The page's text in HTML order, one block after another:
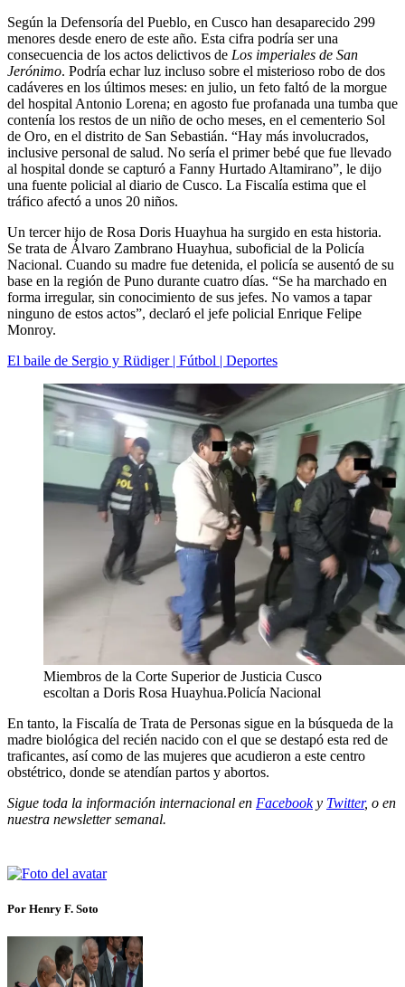
Según la Defensoría del Pueblo, en Cusco han desaparecido 299
menores desde enero de este año. Esta cifra podría ser una
consecuencia de los actos delictivos de Los imperiales de San
Jerónimo. Podría echar luz incluso sobre el misterioso robo de dos
cadáveres en los últimos meses: en julio, un feto faltó de la morgue
del hospital Antonio Lorena; en agosto fue profanada una tumba que
contenía los restos de un niño de ocho meses, en el cementerio Sol
de Oro, en el distrito de San Sebastián. “Hay más involucrados,
inclusive personal de salud. No sería el primer bebé que fue llevado
al hospital donde se capturó a Fanny Hurtado Altamirano”, le dijo
una fuente policial al diario de Cusco. La Fiscalía estima que el
tráfico afectó a unos 20 niños.
Un tercer hijo de Rosa Doris Huayhua ha surgido en esta historia.
Se trata de Álvaro Zambrano Huayhua, suboficial de la Policía
Nacional. Cuando su madre fue detenida, el policía se ausentó de su
base en la región de Puno durante cuatro días. “Se ha marchado en
forma irregular, sin conocimiento de sus jefes. No vamos a tapar
ninguno de estos actos”, declaró el jefe policial Enrique Felipe
Monroy.
El baile de Sergio y Rüdiger | Fútbol | Deportes
Miembros de la Corte Superior de Justicia Cusco
escoltan a Doris Rosa Huayhua.Policía Nacional
En tanto, la Fiscalía de Trata de Personas sigue en la búsqueda de la
madre biológica del recién nacido con el que se destapó esta red de
traficantes, así como de las mujeres que acudieron a este centro
obstétrico, donde se atendían partos y abortos.
Sigue toda la información internacional en Facebooky Twitter, o en
nuestra newsletter semanal.
Por Henry F. Soto